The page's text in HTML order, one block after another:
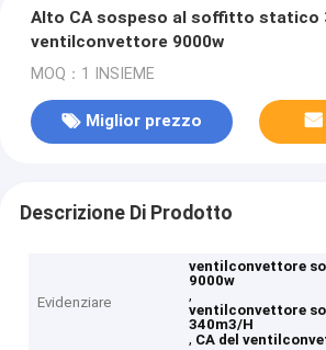
Alto CA sospeso al soffitto statico
ventilconvettore 9000w
MOQ：1 INSIEME
Miglior prezzo
Descrizione Di Prodotto
Evidenziare
ventilconvettore
9000w
,
ventilconvettore
340m3/H
, CA del